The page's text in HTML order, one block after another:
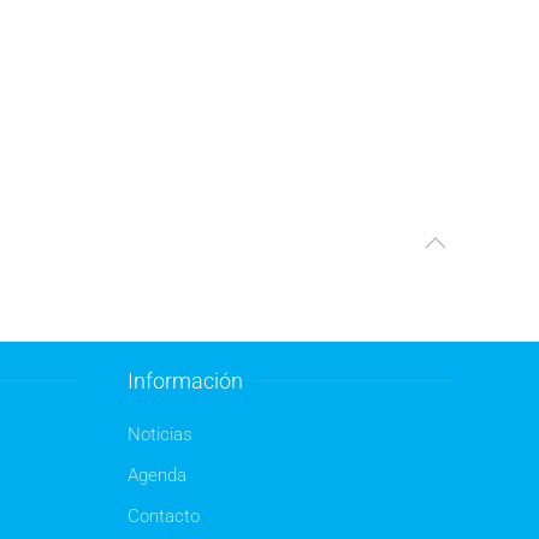
Información
Noticias
Agenda
Contacto